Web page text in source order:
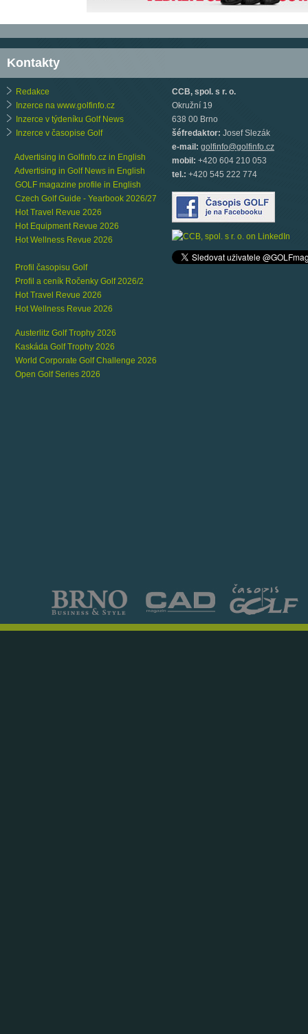
Kontakty
Redakce
Inzerce na www.golfinfo.cz
Inzerce v týdeníku Golf News
Inzerce v časopise Golf
Advertising in Golfinfo.cz in English
Advertising in Golf News in English
GOLF magazine profile in English
Czech Golf Guide - Yearbook 2026/27
Hot Travel Revue 2026
Hot Equipment Revue 2026
Hot Wellness Revue 2026
Profil časopisu Golf
Profil a ceník Ročenky Golf 2026/2
Hot Travel Revue 2026
Hot Wellness Revue 2026
Austerlitz Golf Trophy 2026
Kaskáda Golf Trophy 2026
World Corporate Golf Challenge 2026
Open Golf Series 2026
CCB, spol. s r. o.
Okružní 19
638 00 Brno
šéfredaktor: Josef Slezák
e-mail: golfinfo@golfinfo.cz
mobil: +420 604 210 053
tel.: +420 545 222 774